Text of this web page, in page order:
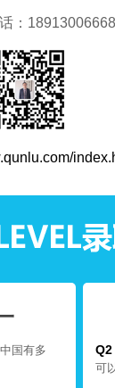
：
国有多
Q2
可